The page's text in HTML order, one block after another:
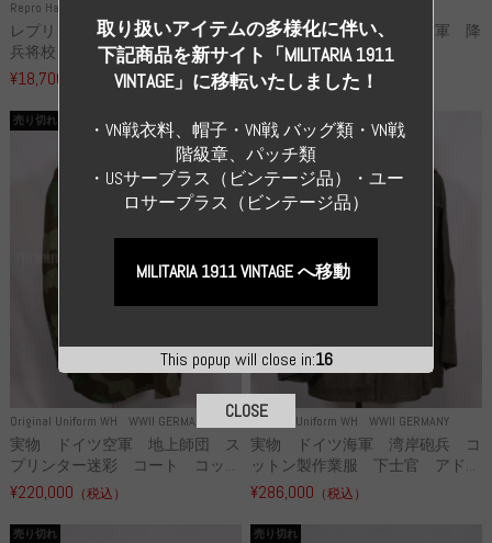
Repro Hat and Cap SS and WSS
レプリカ 武装親衛隊 WSS 歩
兵将校 クラッシュキャップ ...
¥18,700 （税込）
高品質レプリカ ドイツ空軍 降
下猟兵 ヘルメット
¥49,800 （税込）
Original Uniform WH WWII GERMANY
売り切れ
実物 ドイツ空軍 地上師団 ス
プリンター迷彩 コート コッ...
¥220,000 （税込）
Original Uniform WH WWII GERMANY
売り切れ
実物 ドイツ海軍 湾岸砲兵 コ
ットン製作業服 下士官 アド...
¥286,000 （税込）
売り切れ 売り切れ
This popup will close in:16
取り扱いアイテムの多様化に伴い、
下記商品を新サイト「MILITARIA 1911
VINTAGE」に移転いたしました！
・VN戦衣料、帽子・VN戦 バッグ類・VN戦
階級章、パッチ類
・USサーブラス（ビンテージ品）・ユー
ロサープラス（ビンテージ品）
MILITARIA 1911 VINTAGE へ移動
CLOSE